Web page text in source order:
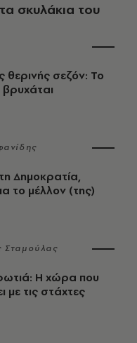
σκυλάκια του
θερινής σεζόν: Το
βρυχάται
Δημοκρατία,
το μέλλον (της)
Σταμούλας
Η χώρα που
με τις στάχτες